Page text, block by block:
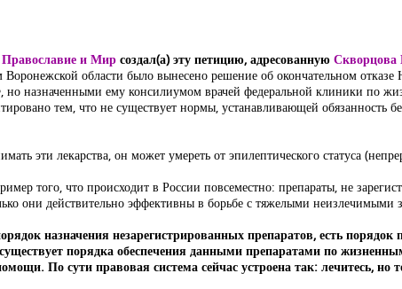
и Мир создал(а) эту петицию, адресованную Скворцова
Воронежской области было вынесено решение об окончательном
назначенными ему консилиумом врачей федеральной клиники по
тем, что не существует нормы, устанавливающей обязанность
эти лекарства, он может умереть от эпилептического статуса
того, что происходит в России повсеместно: препараты, не
они действительно эффективны в борьбе с тяжелыми неизлечимыми
назначения незарегистрированных препаратов, есть
порядка обеспечения данными препаратами по
По сути правовая система сейчас устроена так: лечитесь, но